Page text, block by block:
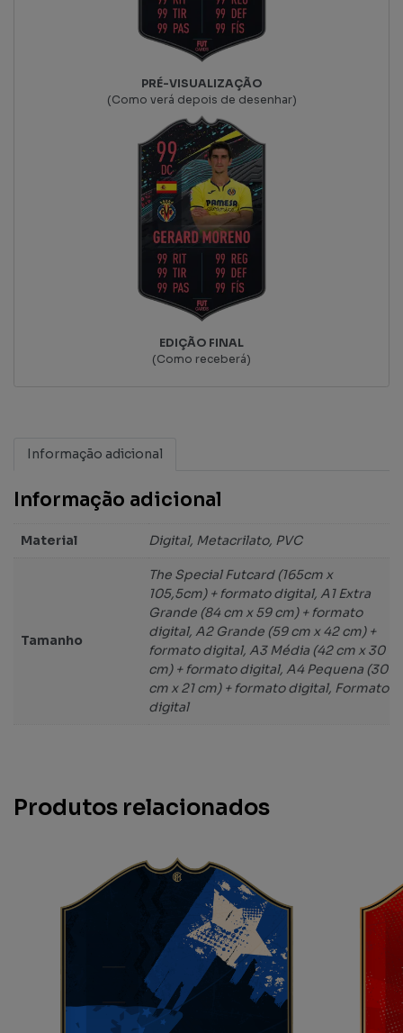
PRÉ-VISUALIZAÇÃO
(Como verá depois de desenhar)
EDIÇÃO FINAL
(Como receberá)
Informação adicional
Informação adicional
Material Digital, Metacrilato, PVC
Tamanho
The Special Futcard (165cm x
105,5cm) + formato digital, A1 Extra
Grande (84 cm x 59 cm) + formato
digital, A2 Grande (59 cm x 42 cm) +
formato digital, A3 Média (42 cm x 30
cm) + formato digital, A4 Pequena (30
cm x 21 cm) + formato digital, Formato
digital
Produtos relacionados